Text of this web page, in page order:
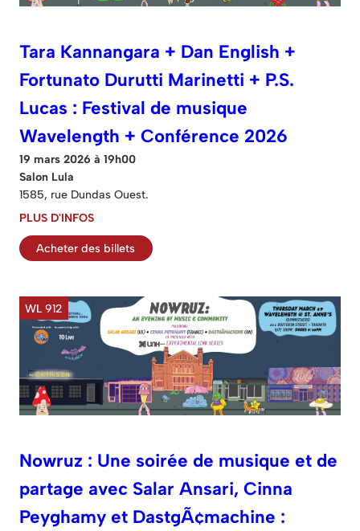
Tara Kannangara + Dan English +
Fortunato Durutti Marinetti + P.S.
Lucas : Festival de musique
Wavelength + Conférence 2026
19 mars 2026 à 19h00
Salon Lula
1585, rue Dundas Ouest.
PLUS D'INFOS
Acheter des billets
WL 912
Nowruz : Une soirée de musique et de
partage avec Salar Ansari, Cinna
Peyghamy et DastgÃ¢machine :